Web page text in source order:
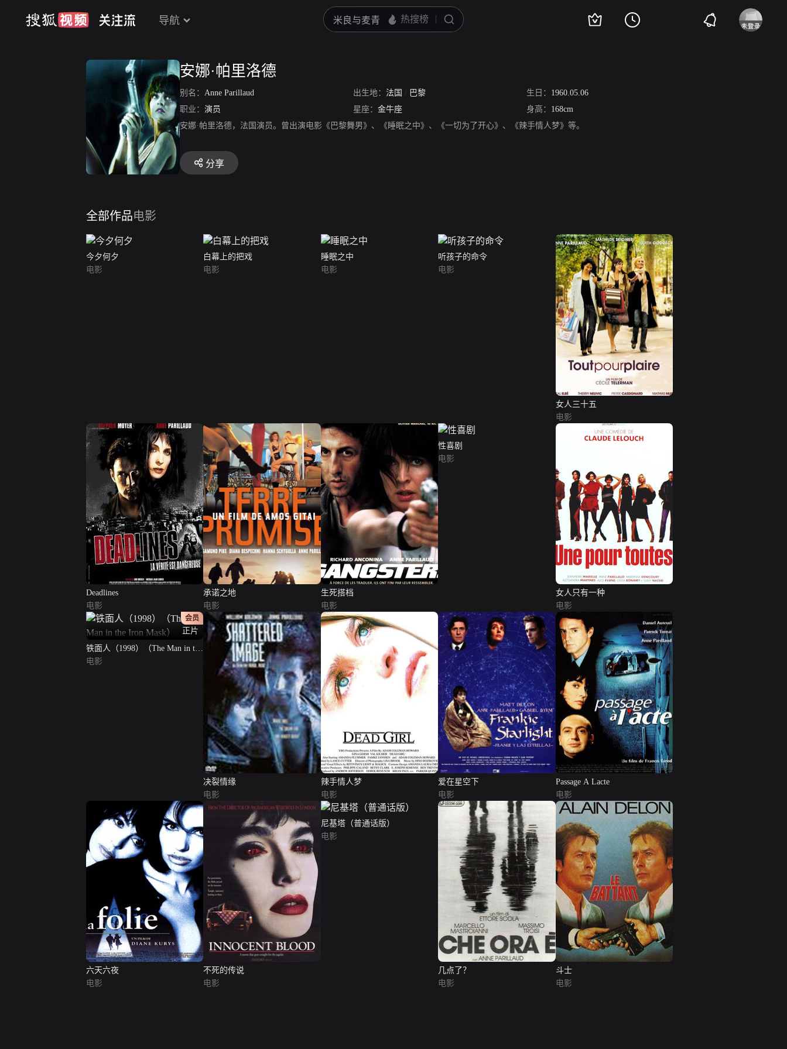
导航
安娜·帕里洛德
别名： Anne Parillaud 出生地： 法国 / 巴黎 生日： 1960.05.06
职业： 演员 星座： 金牛座 身高： 168cm
安娜·帕里洛德，法国演员。曾出演电影《巴黎舞男》、《睡眠之中》、《一切为了开心》、《辣手情人梦》等。
分享
全部作品电影
今夕何夕
电影
白幕上的把戏
电影
睡眠之中
电影
听孩子的命令
电影
女人三十五
电影
Deadlines
电影
承诺之地
电影
生死搭档
电影
性喜剧
电影
女人只有一种
电影
正片
会员
铁面人（1998）（The Man in the
Iron Mask）
电影
决裂情缘
电影
辣手情人梦
电影
爱在星空下
电影
Passage A Lacte
电影
六天六夜
电影
不死的传说
电影
尼基塔（普通话版）
电影
几点了？
电影
斗士
电影